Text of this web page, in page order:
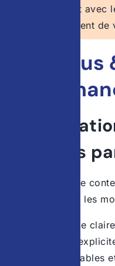
Alignement avec
Renforcement
Contenus
exploités
Mise en place de
réutilisables par les
Architecture
Réponses
Données fiables